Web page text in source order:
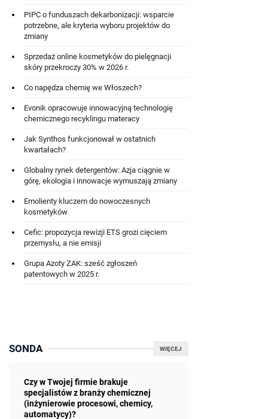
PIPC o funduszach dekarbonizacji: wsparcie
potrzebne, ale kryteria wyboru projektów do
zmiany
Sprzedaż online kosmetyków do pielęgnacji
skóry przekroczy 30% w 2026 r.
Co napędza chemię we Włoszech?
Evonik opracowuje innowacyjną technologię
chemicznego recyklingu materacy
Jak Synthos funkcjonował w ostatnich
kwartałach?
Globalny rynek detergentów: Azja ciągnie w
górę, ekologia i innowacje wymuszają zmiany
Emolienty kluczem do nowoczesnych
kosmetyków
Cefic: propozycja rewizji ETS grozi cięciem
przemysłu, a nie emisji
Grupa Azoty ZAK: sześć zgłoszeń
patentowych w 2025 r.
WIĘCEJ
SONDA
Czy w Twojej firmie brakuje
specjalistów z branży chemicznej
(inżynierowie procesowi, chemicy,
automatycy)?